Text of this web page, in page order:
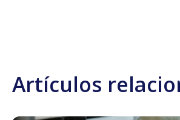
Artículos